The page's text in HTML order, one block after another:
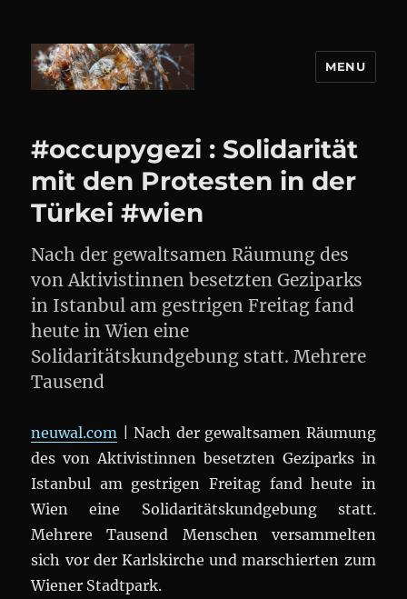
MENU
#occupygezi : Solidarität
mit den Protesten in der
Türkei #wien
Nach der gewaltsamen Räumung des
von Aktivistinnen besetzten Geziparks
in Istanbul am gestrigen Freitag fand
heute in Wien eine
Solidaritätskundgebung statt. Mehrere
Tausend
neuwal.com | Nach der gewaltsamen Räumung
des von Aktivistinnen besetzten Geziparks in
Istanbul am gestrigen Freitag fand heute in
Wien eine Solidaritätskundgebung statt.
Mehrere Tausend Menschen versammelten
sich vor der Karlskirche und marschierten zum
Wiener Stadtpark.